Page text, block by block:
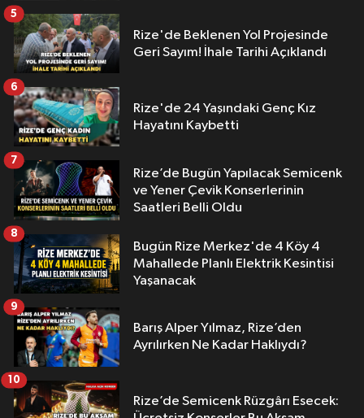
Rize'de Beklenen Yol Projesinde
Geri Sayım! İhale Tarihi Açıklandı
5
Rize'de 24 Yaşındaki Genç Kız
Hayatını Kaybetti
6
Rize’de Bugün Yapılacak Semicenk
ve Yener Çevik Konserlerinin
Saatleri Belli Oldu
7
Bugün Rize Merkez'de 4 Köy 4
Mahallede Planlı Elektrik Kesintisi
Yaşanacak
8
Barış Alper Yılmaz, Rize’den
Ayrılırken Ne Kadar Haklıydı?
9
Rize’de Semicenk Rüzgârı Esecek:
10